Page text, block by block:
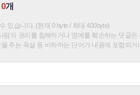
0개
있습니다. (현재 0 byte / 최대 400byte)
람의 권리를 침해하거나 명예를 훼손하는 댓글
주는 욕설 등 비하하는 단어가 내용에 포함되